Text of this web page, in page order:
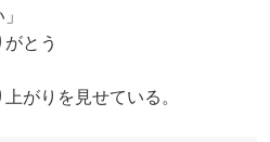
とう
がりを見せている。